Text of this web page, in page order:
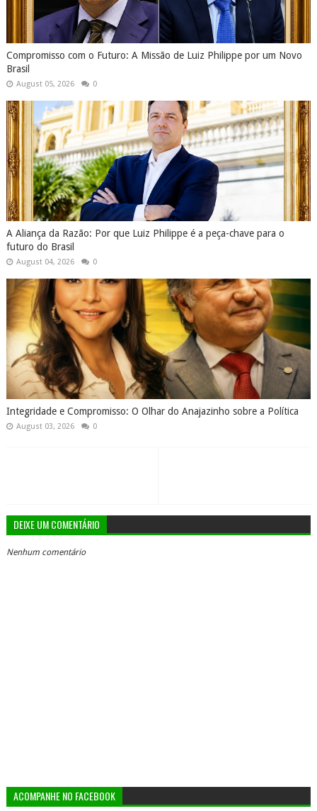
Compromisso com o Futuro: A Missão de Luiz Philippe por um Novo
Brasil
August 05, 2026 0
A Aliança da Razão: Por que Luiz Philippe é a peça-chave para o
futuro do Brasil
August 04, 2026 0
Integridade e Compromisso: O Olhar do Anajazinho sobre a Política
August 03, 2026 0
DEIXE UM COMENTÁRIO
Nenhum comentário
ACOMPANHE NO FACEBOOK